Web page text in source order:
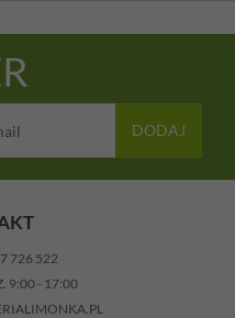
DODAJ
726 522
9:00 - 17:00